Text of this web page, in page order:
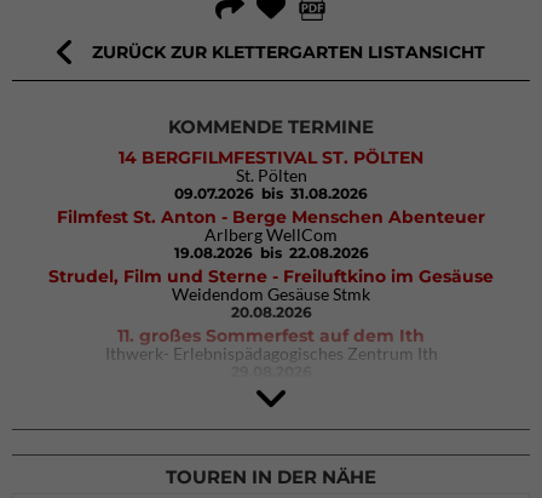
ZURÜCK ZUR KLETTERGARTEN LISTANSICHT
KOMMENDE TERMINE
14 BERGFILMFESTIVAL ST. PÖLTEN
St. Pölten
09.07.2026 bis 31.08.2026
Filmfest St. Anton - Berge Menschen Abenteuer
Arlberg WellCom
19.08.2026 bis 22.08.2026
Strudel, Film und Sterne - Freiluftkino im Gesäuse
Weidendom Gesäuse Stmk
20.08.2026
11. großes Sommerfest auf dem Ith
Ithwerk- Erlebnispädagogisches Zentrum Ith
4Blocs KIDS 2026
DAV Kletter- & Boulderzentrum München Süd (Thalkirchen)
26.09.2026
TOUREN IN DER NÄHE